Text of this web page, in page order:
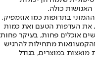
כולה.
בתרופות כמו אוזמפיק,
את העדפות הטעם ואת כמות
אוכלים פחות, בעיקר פחות
מתחילות להרגיש
במוצרים, בגודל